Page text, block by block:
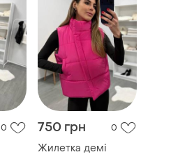
0 750 грн 0
Жилетка демі